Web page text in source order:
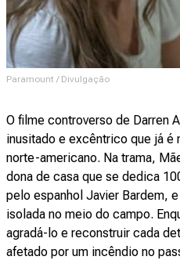
Paramount / Divulgação
O filme controverso de Darren
inusitado e excêntrico que já é
norte-americano. Na trama,
dona de casa que se dedica
pelo espanhol Javier Bardem,
isolada no meio do campo.
agradá-lo e reconstruir cada
afetado por um incêndio no